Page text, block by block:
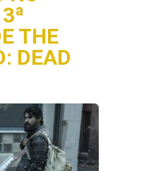
THE
DEAD